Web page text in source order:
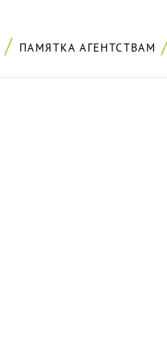
ПАМЯТКА АГЕНТСТВАМ